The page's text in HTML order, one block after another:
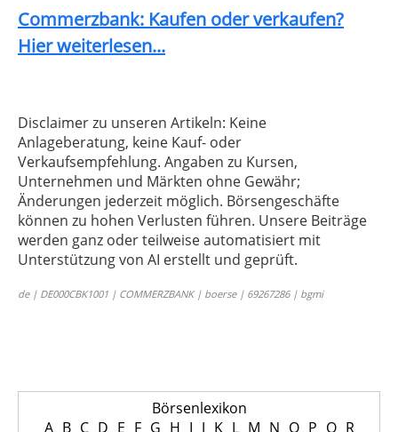
Commerzbank: Kaufen oder verkaufen?
Hier weiterlesen...
Disclaimer zu unseren Artikeln: Keine
Anlageberatung, keine Kauf- oder
Verkaufsempfehlung. Angaben zu Kursen,
Unternehmen und Märkten ohne Gewähr;
Änderungen jederzeit möglich. Börsengeschäfte
können zu hohen Verlusten führen. Unsere Beiträge
werden ganz oder teilweise automatisiert mit
Unterstützung von AI erstellt und geprüft.
de | DE000CBK1001 | COMMERZBANK | boerse | 69267286 | bgmi
Börsenlexikon
A B C D E F G H I J K L M N O P Q R